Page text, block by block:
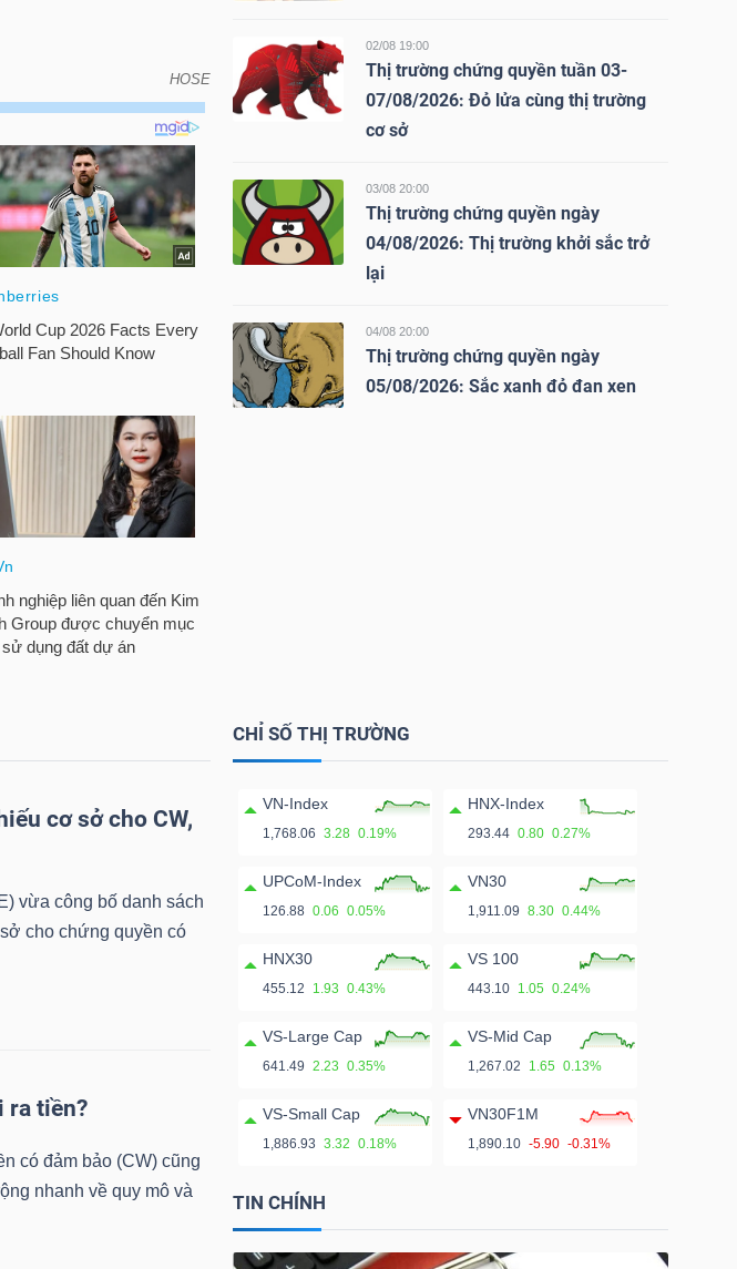
HOSE
đáo hạn
02/08 19:00
Thị trường chứng quyền tuần 03-
07/08/2026: Đỏ lửa cùng thị trường
cơ sở
03/08 20:00
Thị trường chứng quyền ngày
04/08/2026: Thị trường khởi sắc trở
lại
04/08 20:00
Thị trường chứng quyền ngày
05/08/2026: Sắc xanh đỏ đan xen
cơ sở cho CW,
vừa công bố danh sách
cho chứng quyền có
ra tiền?
có đảm bảo (CW) cũng
nhanh về quy mô và
CHỈ SỐ THỊ TRƯỜNG
VN-Index
1,768.06 3.28 0.19%
HNX-Index
293.44 0.80 0.27%
UPCoM-Index
126.88 0.06 0.05%
VN30
1,911.09 8.30 0.44%
HNX30
455.12 1.93 0.43%
VS 100
443.10 1.05 0.24%
VS-Large Cap
641.49 2.23 0.35%
VS-Mid Cap
1,267.02 1.65 0.13%
VS-Small Cap
1,886.93 3.32 0.18%
VN30F1M
1,890.10 -5.90 -0.31%
TIN CHÍNH